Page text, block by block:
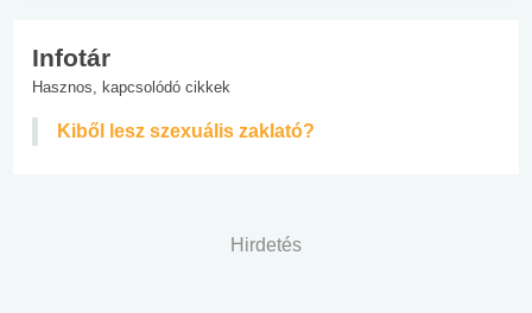
Infotár
Hasznos, kapcsolódó cikkek
Kiből lesz szexuális zaklató?
Hirdetés